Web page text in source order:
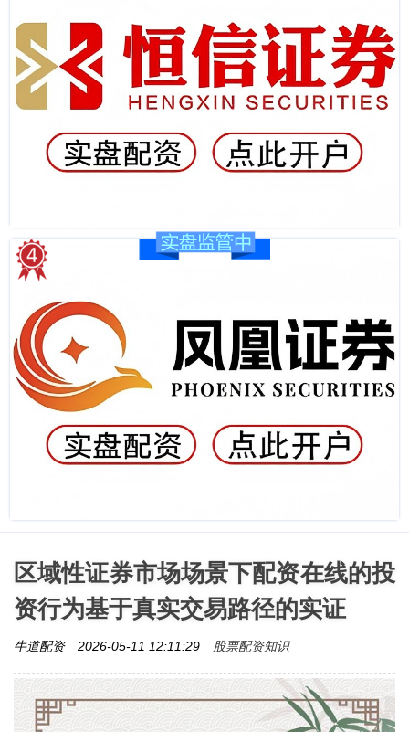
区域性证券市场场景下配资在线的投
资行为基于真实交易路径的实证
牛道配资 2026-05-11 12:11:29 股票配资知识